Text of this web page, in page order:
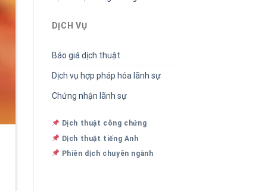
DỊCH VỤ
Báo giá dịch thuật
Dịch vụ hợp pháp hóa lãnh sự
Chứng nhận lãnh sự
Dịch thuật công chứng
Dịch thuật tiếng Anh
Phiên dịch chuyên ngành